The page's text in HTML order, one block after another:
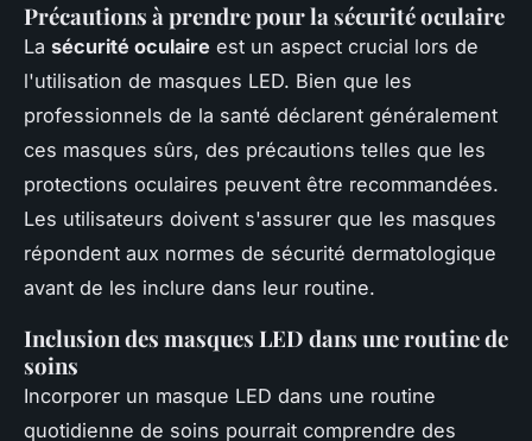
Précautions à prendre pour la sécurité oculaire
La sécurité oculaire est un aspect crucial lors de
l'utilisation de masques LED. Bien que les
professionnels de la santé déclarent généralement
ces masques sûrs, des précautions telles que les
protections oculaires peuvent être recommandées.
Les utilisateurs doivent s'assurer que les masques
répondent aux normes de sécurité dermatologique
avant de les inclure dans leur routine.
Inclusion des masques LED dans une routine de
soins
Incorporer un masque LED dans une routine
quotidienne de soins pourrait comprendre des